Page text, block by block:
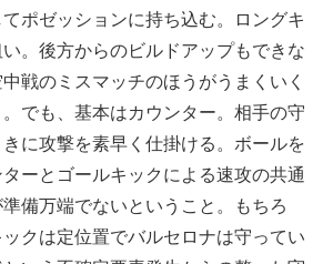
ポゼッションに持ち込む。ロングキ
。後方からのビルドアップもできな
戦のミスマッチのほうがうまくいく
でも、基本はカウンター。相手の守
に攻撃を素早く仕掛ける。ボールを
ーとゴールキックによる速攻の共通
備万端でないということ。もちろ
クは定位置でバルセロナは守ってい